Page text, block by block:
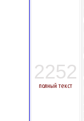
2252
полный текст